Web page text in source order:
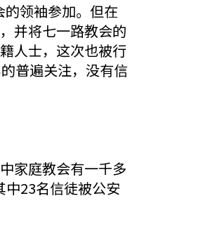
领袖参加。但在
并将七一路教会的
人士，这次也被行
普遍关注，没有信
家庭教会有一千多
23名信徒被公安